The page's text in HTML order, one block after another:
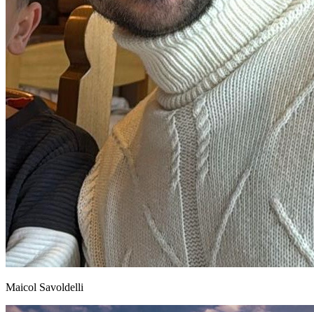
Maicol Savoldelli